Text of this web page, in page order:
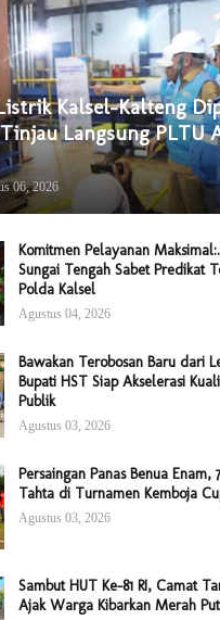
Kalsel-Kalteng
Langsung PLTU
06, 2026
Komitmen Pelayanan
Sungai Tengah Sabet Predikat
Polda Kalsel
Agustus 04, 2026
Bawakan Terobosan Baru dari
Bupati HST Siap Akselerasi
Publik
Agustus 03, 2026
Persaingan Panas Benua Enam,
Tahta di Turnamen Kemboja
Agustus 03, 2026
Sambut HUT Ke-81 RI, Camat
Ajak Warga Kibarkan Merah